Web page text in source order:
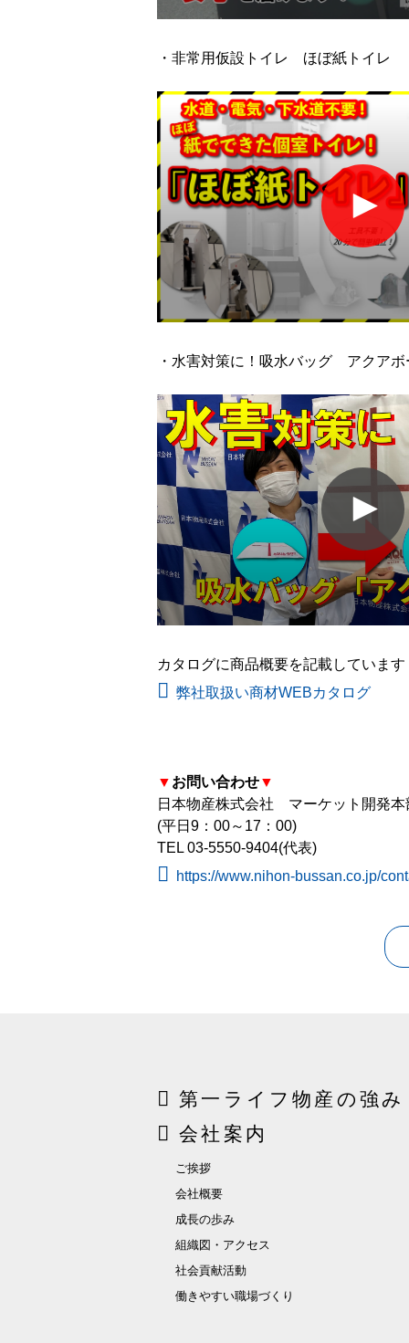
・非常用仮設トイレ ほぼ紙トイレ
・水害対策に！吸水バッグ アクアボ
カタログに商品概要を記載していま
弊社取扱い商材WEBカタログ
▼ お問い合わせ▼
日本物産株式会社 マーケット開発本
(平日9：00～17：00)
TEL 03-5550-9404(代表)
https://www.nihon-bussan.co.jp/
第一ライフ物産の強み
会社案内
ご挨拶
会社概要
成長の歩み
組織図・アクセス
社会貢献活動
働きやすい職場づくり